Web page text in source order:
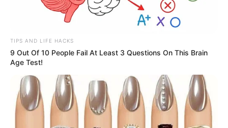
TIPS AND LIFE HACKS
9 Out Of 10 People Fail At Least 3 Questions On This Brain
Age Test!